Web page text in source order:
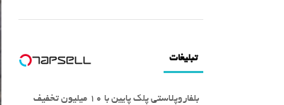
تبلیغات
بلفاروپلاستی پلک پایین با ۱۰ میلیون تخفیف